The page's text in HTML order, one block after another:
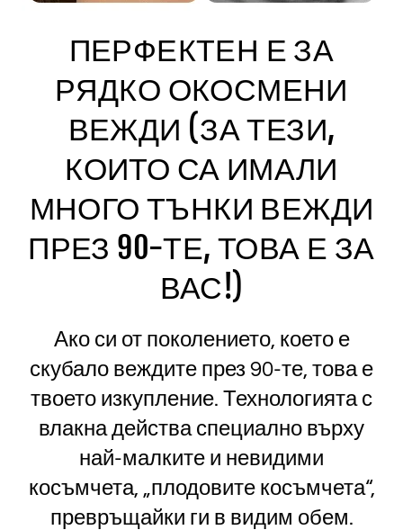
ПЕРФЕКТЕН Е ЗА
РЯДКО ОКОСМЕНИ
ВЕЖДИ (ЗА ТЕЗИ,
КОИТО СА ИМАЛИ
МНОГО ТЪНКИ ВЕЖДИ
ПРЕЗ 90-ТЕ, ТОВА Е ЗА
ВАС!)
Ако си от поколението, което е
скубало веждите през 90-те, това е
твоето изкупление. Технологията с
влакна действа специално върху
най-малките и невидими
косъмчета, „плодовите косъмчета“,
превръщайки ги в видим обем.